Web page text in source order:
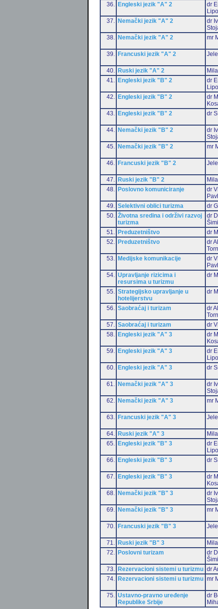
36.
Engleski jezik "A" 2
dr
37.
Nemački jezik "A" 2
dr
38.
Nemački jezik "A" 2 mr
39. Francuski jezik "A" 2
40. Ruski jezik "A" 2
41.
Engleski jezik "B" 2
dr
42.
Engleski jezik "B" 2
dr
43.
Engleski jezik "B" 2 dr
44. Nemački jezik "B" 2
dr
45.
Nemački jezik "B" 2 mr
46. Francuski jezik "B" 2
47. Ruski jezik "B" 2
48.
Poslovno komuniciranje
dr
49.
Selektivni oblici turizma
dr
50.
Životna sredina i održivi razvoj
turizma
dr
51.
Preduzetništvo
dr
52.
Preduzetništvo
dr
53.
Medijske komunikacije
dr
54.
Upravljanje rizicima i
resursima u turizmu
dr
55.
Strategijsko upravljanje u
hotelijerstvu
dr
56. Saobraćaj i turizam
dr
57.
Saobraćaj i turizam
dr
58.
Engleski jezik "A" 3
dr
59.
Engleski jezik "A" 3
dr
60.
Engleski jezik "A" 3 dr
61. Nemački jezik "A" 3
dr
62.
Nemački jezik "A" 3 mr
63. Francuski jezik "A" 3
64. Ruski jezik "A" 3
65.
Engleski jezik "B" 3
dr
66.
Engleski jezik "B" 3 dr
67. Engleski jezik "B" 3
dr
68.
Nemački jezik "B" 3
dr
69.
Nemački jezik "B" 3 mr
70. Francuski jezik "B" 3
71. Ruski jezik "B" 3
72.
Poslovni turizam
dr
73.
Rezervacioni sistemi u turizmu dr
74.
Rezervacioni sistemi u turizmu mr
75.
Ustavno-pravno uređenje
Republike Srbije
dr